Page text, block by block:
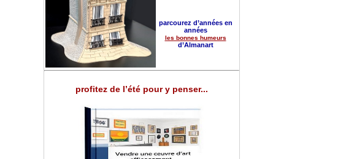
parcourez d’années en
années
les bonnes humeurs
d’Almanart
profitez de l’été pour y penser...